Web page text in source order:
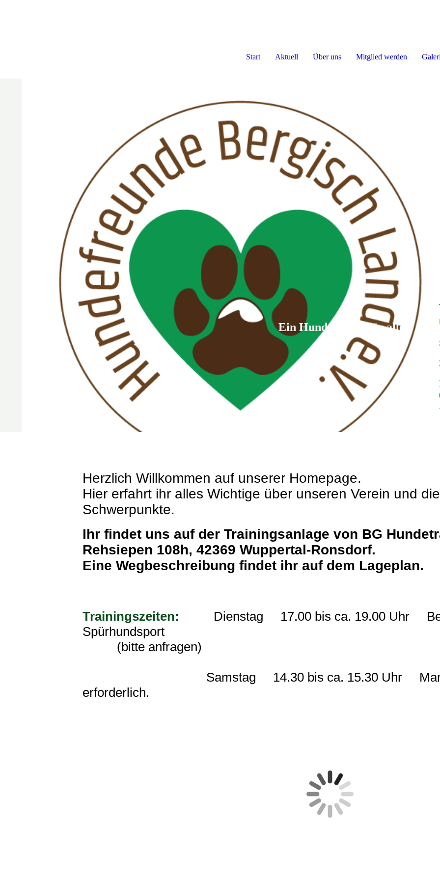
Start Aktuell Über uns Mitglied werden
Ein Hundeverein für alle
Herzlich Willkommen auf unserer Homepage.
Hier erfahrt ihr alles Wichtige über unseren Verein und
Schwerpunkte.
Ihr findet uns auf der Trainingsanlage von BG
Rehsiepen 108h, 42369 Wuppertal-Ronsdorf.
Eine Wegbeschreibung findet ihr auf dem Lageplan.
Trainingszeiten: Dienstag 17.00 bis ca. 19.00 Uhr
(bitte anfragen)
Samstag 14.30 bis ca. 15.30 Uhr
erforderlich.